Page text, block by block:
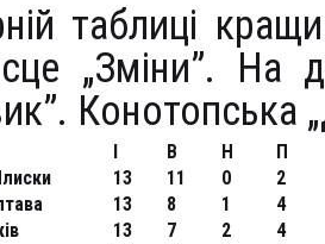
таблиці
„Зміни”. На
Конотопська
I В Н
П
13 11 0
2
13 8 1
4
13 7 2
4